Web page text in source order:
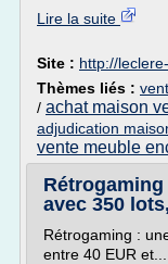
Lire la suite
Site : http://
Thèmes liés :
/ achat maison
adjudication
vente meuble
avec 350
Rétrogaming :
entre 40 EUR